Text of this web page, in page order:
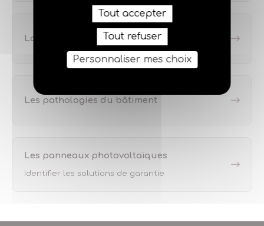
La multirisque viticole
Les pathologies du bâtiment
Les panneaux photovoltaïques
Identifier les solutions de garantie
Tout accepter
Tout refuser
Personnaliser mes choix